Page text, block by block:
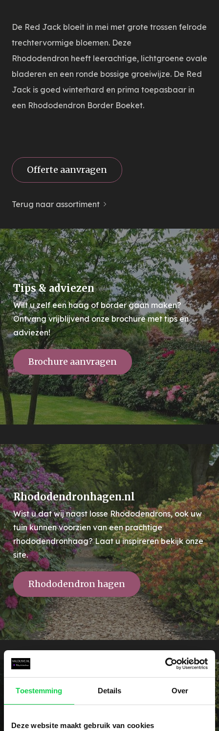
Toestemming Details Over
Deze website maakt gebruik van cookies
De Red Jack bloeit in mei met grote trossen felrode
trechtervormige bloemen. Deze
Rhododendron heeft leerachtige, lichtgroene ovale
bladeren en een ronde bossige groeiwijze. De Red
Jack is goed winterhard en prima toepasbaar in
een Rhododendron Border Boeket.
Offerte aanvragen
Terug naar assortiment
Tips & adviezen
Wilt u zelf een haag of border gaan maken?
Ontvang vrijblijvend onze brochure met tips en
adviezen!
Brochure aanvragen
Rhododendronhagen.nl
Wist u dat wij naast losse Rhododendrons, ook uw
tuin kunnen voorzien van een prachtige
rhododendronhaag? Laat u inspireren bekijk onze
site.
Rhododendron hagen